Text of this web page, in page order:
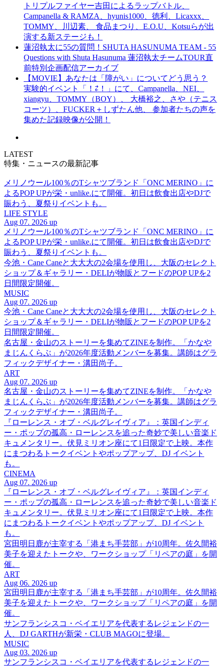
トリプルファイヤー吉田によるラップバトル、
Campanella & RAMZA、hyunis1000、徳利、Licaxxx、
TOMMY、川辺素、 食品まつり、E.O.U、Kotsuらが出
演する新ステージも！
蓮沼執太に55の質問！SHUTA HASUNUMA TEAM - 55
Questions with Shuta Hasunuma 蓮沼執太チームTOUR直
前特別企画配信アーカイブ
【MOVIE】あなたは「障がい」についてどう思う？
実験的イベント「！⇄！」にて、Campanella、NEI、
xiangyu、TOMMY（BOY）、 大橋裕之、さや（テニス
コーツ）、FUCKER＋しずたん他、 参加者たちの声を
集めた記録映像が公開！
LATEST
特集・ニュースの最新記事
メリノウール100％のTシャツブランド「ONC MERINO」に
よるPOP UPが栄・unlike.にて開催。初日は飲食出店やDJで
賑わう、夏祭りイベントも。
LIFE STYLE
Aug 07. 2026 up
メリノウール100％のTシャツブランド「ONC MERINO」に
よるPOP UPが栄・unlike.にて開催。初日は飲食出店やDJで
賑わう、夏祭りイベントも。
今池・Cane Caneと大大大の2会場を使用し、大阪のセレクト
ショップ＆ギャラリー・DELIが物販とフードのPOP UPを2
日間限定開催。
MUSIC
Aug 07. 2026 up
今池・Cane Caneと大大大の2会場を使用し、大阪のセレクト
ショップ＆ギャラリー・DELIが物販とフードのPOP UPを2
日間限定開催。
名古屋・金山のストーリーを集めてZINEを制作。「かなや
まじんくらぶ」が2026年度活動メンバーを募集。講師はグラ
フィックデザイナー・溝田尚子。
ART
Aug 07. 2026 up
名古屋・金山のストーリーを集めてZINEを制作。「かなや
まじんくらぶ」が2026年度活動メンバーを募集。講師はグラ
フィックデザイナー・溝田尚子。
『ローレンス・オブ・ベルグレイヴィア』：英国インディ
ー・ポップの孤高・ローレンスを追った奇妙で美しい音楽ド
キュメンタリー。伏見ミリオン座にて1日限定で上映。本作
にまつわるトークイベントやポップアップ、DJ イベント
も。
CINEMA
Aug 07. 2026 up
『ローレンス・オブ・ベルグレイヴィア』：英国インディ
ー・ポップの孤高・ローレンスを追った奇妙で美しい音楽ド
キュメンタリー。伏見ミリオン座にて1日限定で上映。本作
にまつわるトークイベントやポップアップ、DJ イベント
も。
宮田明日鹿が主宰する「港まち手芸部」が10周年。佐久間裕
美子を迎えたトークや、ワークショップ「リペアの庭」を開
催。
ART
Aug 06. 2026 up
宮田明日鹿が主宰する「港まち手芸部」が10周年。佐久間裕
美子を迎えたトークや、ワークショップ「リペアの庭」を開
催。
サンフランシスコ・ベイエリアを代表するレジェンドの一
人、DJ GARTHが新栄・CLUB MAGOに登場。
MUSIC
Aug 03. 2026 up
サンフランシスコ・ベイエリアを代表するレジェンドの一